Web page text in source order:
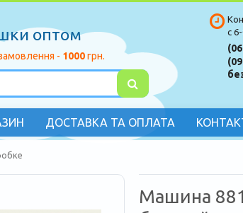
оптом
- 1000грн.
с
ДОСТАВКА ТА ОПЛАТА
Машина